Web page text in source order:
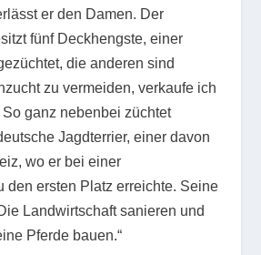
er den Damen. Der
fünf Deckhengste, einer
die anderen sind
zu vermeiden, verkaufe ich
So ganz nebenbei züchtet
Jagdterrier, einer davon
wo er bei einer
den ersten Platz erreichte. Seine
Landwirtschaft sanieren und
Pferde bauen.“